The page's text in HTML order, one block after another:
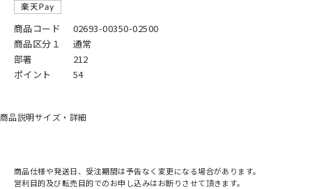
商品コード
02693-00350-02500
商品区分１
通常
部署
212
ポイント
54
商品説明サイズ・詳細
商品仕様や発送日、受注期間は予告なく変更になる場合があります。
営利目的及び転売目的でのお申し込みはお断りさせて頂きます。